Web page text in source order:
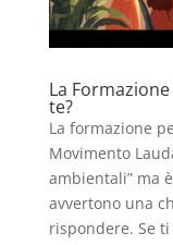
La
te?
La formazione
Movimento
ambientali” ma
avvertono una
rispondere. Se